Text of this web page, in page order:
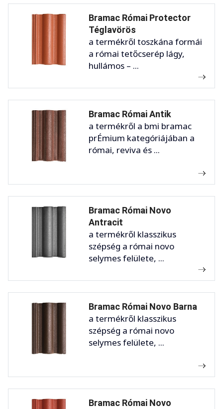
Bramac Római Protector
Téglavörös
a termékről toszkána formái
a római tetőcserép lágy,
hullámos – ...
Bramac Római Antik
a termékről a bmi bramac
prÉmium kategóriájában a
római, reviva és ...
Bramac Római Novo
Antracit
a termékről klasszikus
szépség a római novo
selymes felülete, ...
Bramac Római Novo Barna
a termékről klasszikus
szépség a római novo
selymes felülete, ...
Bramac Római Novo